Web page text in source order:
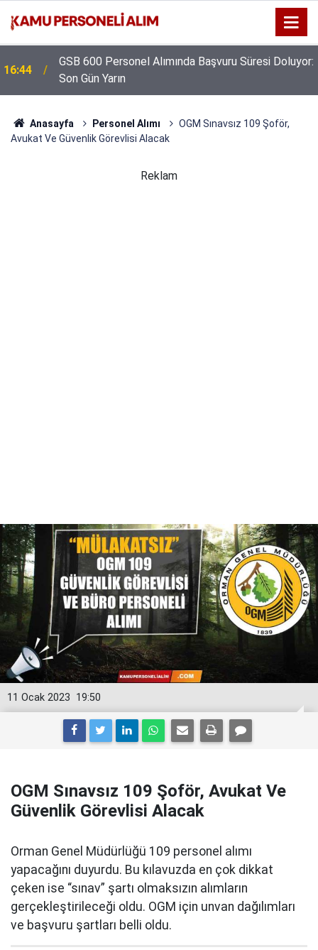
16:44
GSB 600 Personel Alımında Başvuru Süresi Doluyor:
Son Gün Yarın
Anasayfa Personel Alımı
OGM Sınavsız 109 Şoför,
Avukat Ve Güvenlik Görevlisi Alacak
Reklam
19:50
11 Ocak 2023
OGM Sınavsız 109 Şoför, Avukat Ve
Güvenlik Görevlisi Alacak
Orman Genel Müdürlüğü 109 personel alımı
yapacağını duyurdu. Bu kılavuzda en çok dikkat
çeken ise “sınav” şartı olmaksızın alımların
gerçekleştirileceği oldu. OGM için unvan dağılımları
ve başvuru şartları belli oldu.